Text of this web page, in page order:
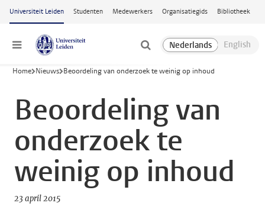
Ga naar hoofdinhoud
Universiteit Leiden Studenten Medewerkers Organisatiegids Bibliotheek
Menu
Home Nieuws Beoordeling van onderzoek te weinig op inhoud
Beoordeling van
onderzoek te
weinig op inhoud
23 april 2015